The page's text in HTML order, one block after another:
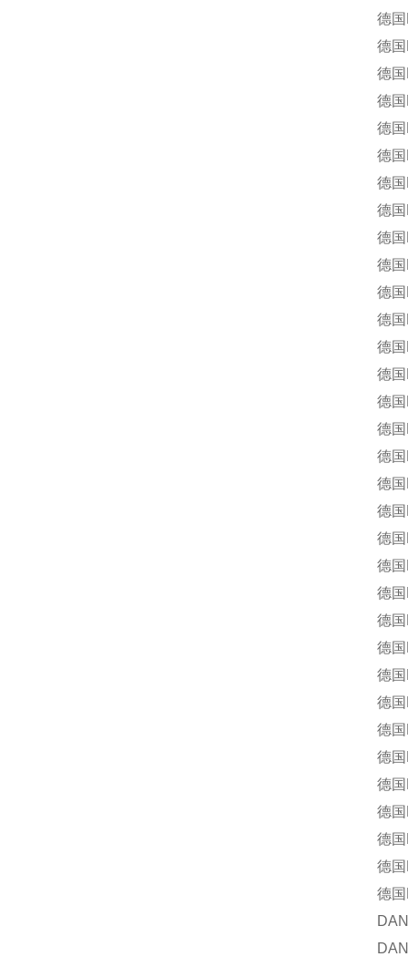
德国
德国
德国
德国
德国
德国
德国
德国
德国
德国
德国
德国
德国
德国
德国
德国
德国
德国
德国
德国
德国
德国
德国
德国
德国
德国
德国
德国
德国
德国
德国
德国
德国